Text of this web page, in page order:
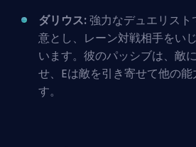
ダリウス:強力なデュエリスト
意とし、レーン対戦相手をい
います。彼のパッシブは、敵
せ、Eは敵を引き寄せて他の
す。